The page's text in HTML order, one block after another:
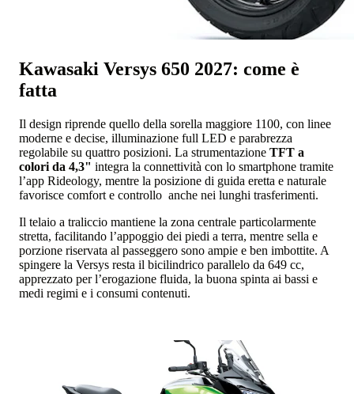
Kawasaki Versys 650 2027: come è
fatta
Il design riprende quello della sorella maggiore 1100, con linee
moderne e decise, illuminazione full LED e parabrezza
regolabile su quattro posizioni. La strumentazione TFT a
colori da 4,3" integra la connettività con lo smartphone tramite
l’app Rideology, mentre la posizione di guida eretta e naturale
favorisce comfort e controllo anche nei lunghi trasferimenti.
Il telaio a traliccio mantiene la zona centrale particolarmente
stretta, facilitando l’appoggio dei piedi a terra, mentre sella e
porzione riservata al passeggero sono ampie e ben imbottite. A
spingere la Versys resta il bicilindrico parallelo da 649 cc,
apprezzato per l’erogazione fluida, la buona spinta ai bassi e
medi regimi e i consumi contenuti.